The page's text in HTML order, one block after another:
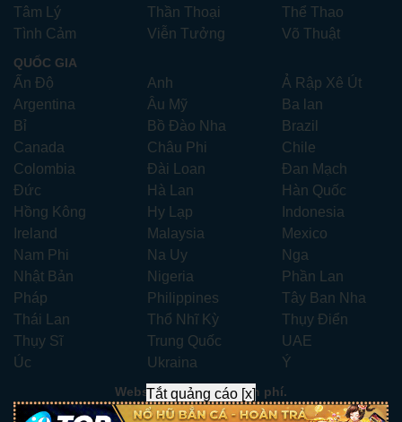
Tâm Lý
Thần Thoại
Thể Thao
Tình Cảm
Viễn Tưởng Võ Thuật
QUỐC GIA
Ấn Độ Anh
Ả Rập Xê Út
Argentina
Âu Mỹ
Ba lan
Bỉ
Bồ Đào Nha
Brazil
Canada
Châu Phi
Chile
Colombia
Đài Loan
Đan Mạch
Đức
Hà Lan
Hàn Quốc
Hồng Kông
Hy Lạp
Indonesia
Ireland
Malaysia
Mexico
Nam Phi
Na Uy
Nga
Nhật Bản
Nigeria
Phần Lan
Pháp
Philippines
Tây Ban Nha
Thái Lan
Thổ Nhĩ Kỳ
Thụy Điển
Thụy Sĩ
Trung Quốc
UAE
Úc
Ukraina Ý
Website xem phim miễn phí.
Liên hệ:xemphimhay247.com@gmail.com- Telegram:
Tắt quảng cáo [x]